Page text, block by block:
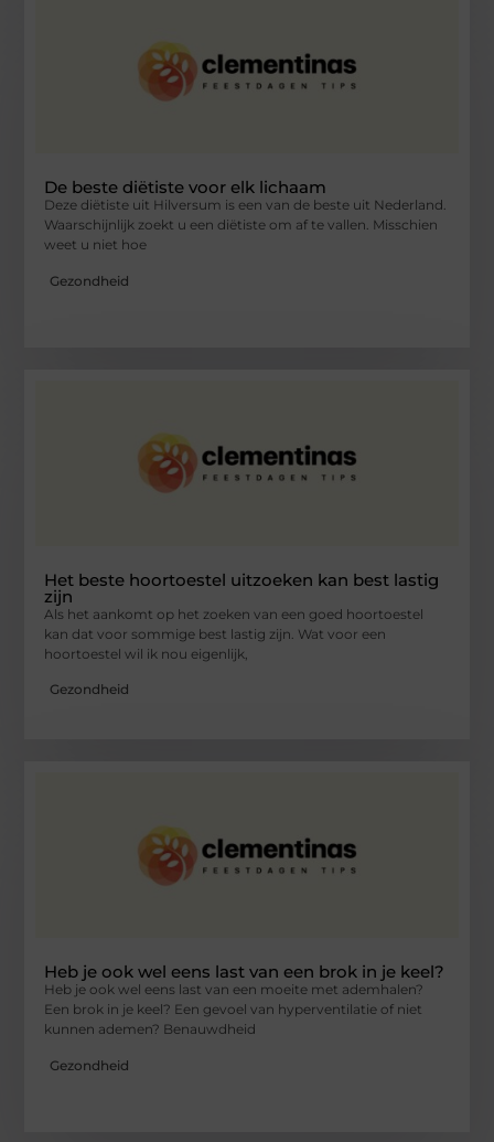
De beste diëtiste voor elk lichaam
Deze diëtiste uit Hilversum is een van de beste uit Nederland.
Waarschijnlijk zoekt u een diëtiste om af te vallen. Misschien
weet u niet hoe
Gezondheid
Het beste hoortoestel uitzoeken kan best lastig
zijn
Als het aankomt op het zoeken van een goed hoortoestel
kan dat voor sommige best lastig zijn. Wat voor een
hoortoestel wil ik nou eigenlijk,
Gezondheid
Heb je ook wel eens last van een brok in je keel?
Heb je ook wel eens last van een moeite met ademhalen?
Een brok in je keel? Een gevoel van hyperventilatie of niet
kunnen ademen? Benauwdheid
Gezondheid